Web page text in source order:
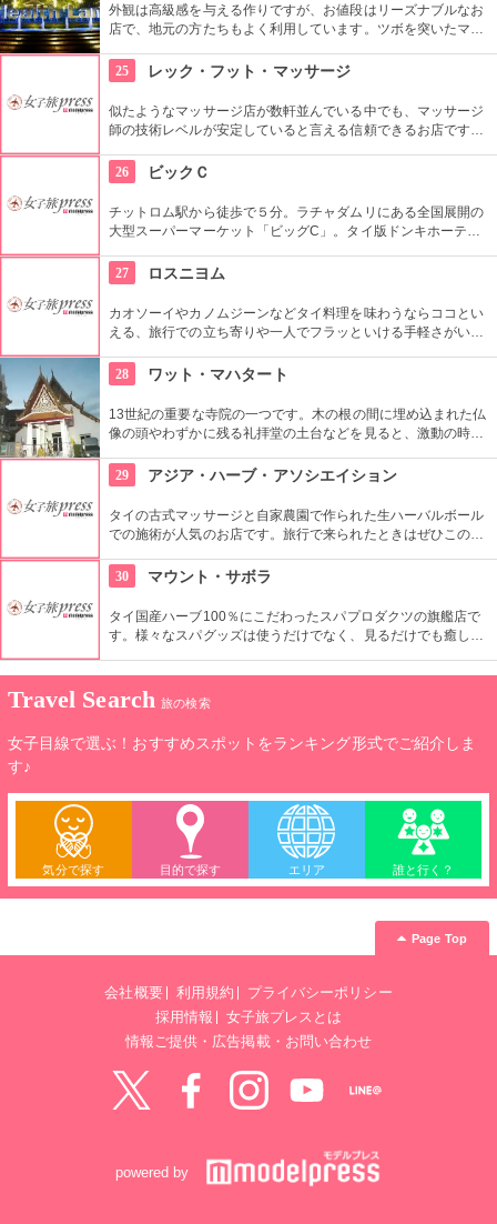
外観は高級感を与える作りですが、お値段はリーズナブルなお
店で、地元の方たちもよく利用しています。ツボを突いたマッ
25
レック・フット・マッサージ
似たようなマッサージ店が数軒並んでいる中でも、マッサージ
師の技術レベルが安定していると言える信頼できるお店です。
26
ビックＣ
チットロム駅から徒歩で５分。ラチャダムリにある全国展開の
大型スーパーマーケット「ビッグC」。タイ版ドンキホーテと
27
ロスニヨム
カオソーイやカノムジーンなどタイ料理を味わうならココとい
える、旅行での立ち寄りや一人でフラッといける手軽さがいい
値アリです。
28 ワット・マハタート
13世紀の重要な寺院の一つです。木の根の間に埋め込まれた仏
像の頭やわずかに残る礼拝堂の土台などを見ると、激動の時代
29
アジア・ハーブ・アソシエイション
タイの古式マッサージと自家農園で作られた生ハーバルボール
での施術が人気のお店です。旅行で来られたときはぜひこのお
備というのもうれしいところです。
30 マウント・サボラ
タイ国産ハーブ100％にこだわったスパプロダクツの旗艦店で
す。様々なスパグッズは使うだけでなく、見るだけでも癒しに
Travel Search 旅の検索
女子目線で選ぶ！おすすめスポットをランキング形式でご紹介しま
す♪
気分で探す 目的で探す エリア 誰と行く？
Page Top
会社概要 利用規約
プライバシーポリシー
採用情報
女子旅プレスとは
情報ご提供・広告掲載・お問い合わせ
powered by